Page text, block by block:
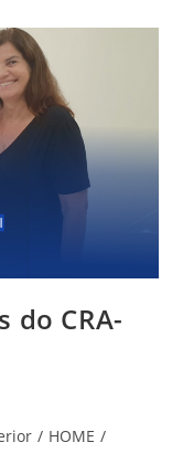
CRA-
/ HOME /